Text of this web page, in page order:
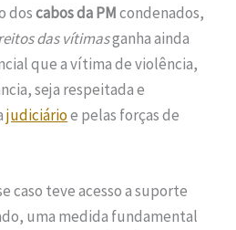
doscabos da PMcondenados,
das vítimasganha ainda
que a vítima de violência,
seja respeitada e
judiciárioe pelas forças de
caso teve acesso a suporte
uma medida fundamental